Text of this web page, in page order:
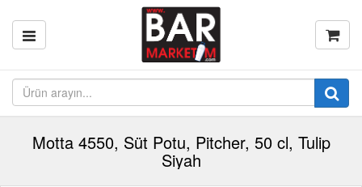
Motta 4550, Süt Potu, Pitcher, 50 cl, Tulip
Siyah